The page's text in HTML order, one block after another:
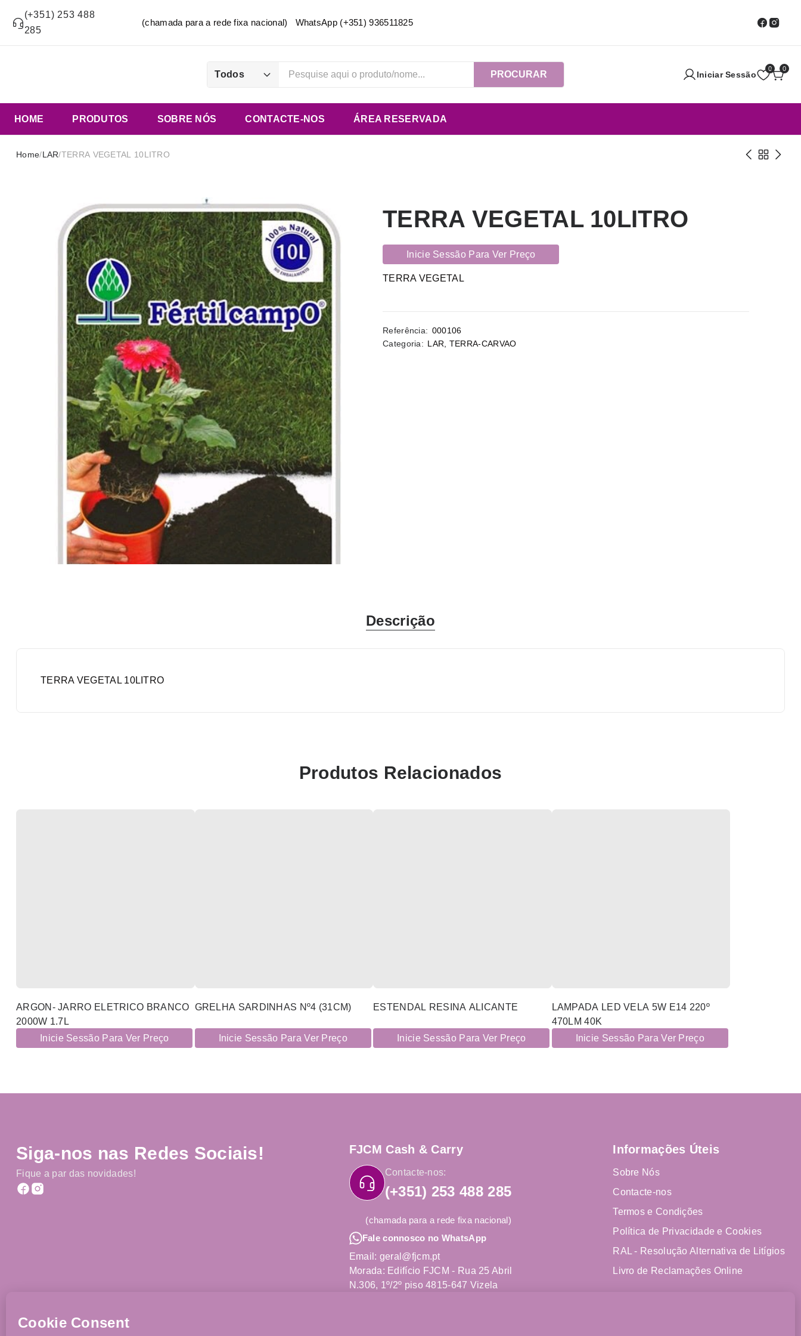
(+351) 253 488
285
(chamada para a rede fixa nacional) WhatsApp (+351) 936511825
Todos PROCURAR Iniciar Sessão
0 0
HOME PRODUTOS SOBRE NÓS CONTACTE-NOS ÁREA RESERVADA
Home/LAR/TERRA VEGETAL 10LITRO
TERRA VEGETAL 10LITRO
Inicie Sessão Para Ver Preço
TERRA VEGETAL
Referência: 000106
Categoria: LAR TERRA-CARVAO
Descrição
TERRA VEGETAL 10LITRO
Produtos Relacionados
ARGON- JARRO ELETRICO BRANCO
2000W 1.7L
Inicie Sessão Para Ver Preço
GRELHA SARDINHAS Nº4 (31CM)
Inicie Sessão Para Ver Preço
ESTENDAL RESINA ALICANTE
Inicie Sessão Para Ver Preço
LAMPADA LED VELA 5W E14 220º
470LM 40K
Inicie Sessão Para Ver Preço
Siga-nos nas Redes Sociais!
Fique a par das novidades!
FJCM Cash & Carry
Contacte-nos:
(+351) 253 488 285
(chamada para a rede fixa nacional)
Fale connosco no WhatsApp
Email: geral@fjcm.pt
Morada: Edifício FJCM - Rua 25 Abril
N.306, 1º/2º piso 4815-647 Vizela
Informações Úteis
Sobre Nós
Contacte-nos
Termos e Condições
Política de Privacidade e Cookies
RAL - Resolução Alternativa de Litígios
Livro de Reclamações Online